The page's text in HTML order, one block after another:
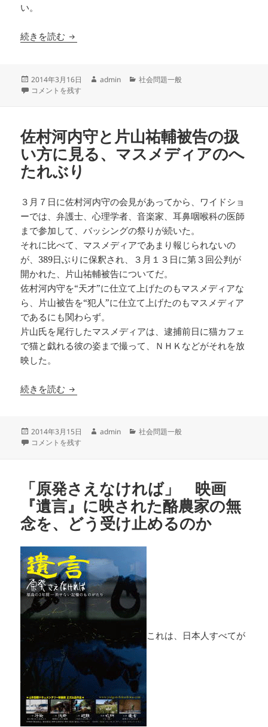
い。
続きを読む だれが言い出したのかパワースポットなる言葉
投
稿
2014年3月16日
作
admin
カ
社会問題一般
だれが言い出したのかパワースポットなる言葉 に
コメントを残す
佐村河内守と片山祐輔被告の扱
い方に見る、マスメディアのへ
たれぶり
３月７日に佐村河内守の会見があってから、ワイドショ
ーでは、弁護士、心理学者、音楽家、耳鼻咽喉科の医師
まで参加して、バッシングの祭りが続いた。
それに比べて、マスメディアであまり報じられないの
が、389日ぶりに保釈され、３月１３日に第３回公判が
開かれた、片山祐輔被告についてだ。
佐村河内守を“天才”に仕立て上げたのもマスメディアな
ら、片山被告を“犯人”に仕立て上げたのもマスメディア
であるにも関わらず。
片山氏を尾行したマスメディアは、逮捕前日に猫カフェ
で猫と戯れる彼の姿まで撮って、ＮＨＫなどがそれを放
映した。
続きを読む 佐村河内守と片山祐輔被告の扱い方に見る、マ
投
稿
2014年3月15日
作
admin
カ
社会問題一般
佐村河内守と片山祐輔被告の扱い方に見る、マスメディアのへたれぶり
コメントを残す
「原発さえなければ」 映画
『遺言』に映された酪農家の無
念を、どう受け止めるのか
これは、日本人すべてが